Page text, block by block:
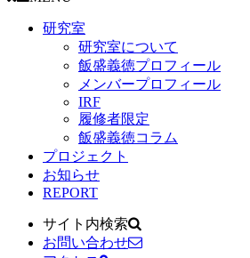
研究室
研究室について
飯盛義徳プロフィール
メンバープロフィール
IRF
履修者限定
飯盛義徳コラム
プロジェクト
お知らせ
REPORT
サイト内検索
お問い合わせ